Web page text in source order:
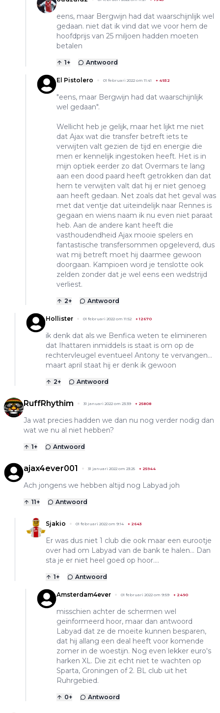
eens, maar Bergwijn had dat waarschijnlijk wel
gedaan. niet dat ik vind dat we voor hem de
hoofdprijs van 25 miljoen hadden moeten
betalen
1+ Antwoord
El Pistolero 01 februari 2022 om 11:41 + 4932
"eens, maar Bergwijn had dat waarschijnlijk
wel gedaan".
Wellicht heb je gelijk, maar het lijkt me niet
dat Ajax wat die transfer betreft iets te
verwijten valt gezien de tijd en energie die
men er kennelijk ingestoken heeft. Het is in
mijn optiek eerder zo dat Overmars te lang
aan een dood paard heeft getrokken dan dat
hem te verwijten valt dat hij er niet genoeg
aan heeft gedaan. Net zoals dat het geval was
met dat ventje dat uiteindelijk naar Rennes is
gegaan en wiens naam ik nu even niet paraat
heb. Aan de andere kant heeft die
vasthoudendheid Ajax mooie spelers en
fantastische transfersommen opgeleverd, dus
wat mij betreft moet hij daarmee gewoon
doorgaan. Kampioen word je tenslotte ook
zelden zonder dat je wel eens een wedstrijd
verliest.
2+ Antwoord
Hollister 01 februari 2022 om 11:52 +12670
ik denk dat als we Benfica weten te elimineren
dat Ihattaren inmiddels is staat is om op de
rechtervleugel eventueel Antony te vervangen...
maart april staat hij er denk ik gewoon
2+ Antwoord
RuffRhythim 31 januari 2022 om 23:39 + 25808
Ja wat precies hadden we dan nu nog verder nodig dan
wat we nu al niet hebben?
1+ Antwoord
ajax4ever001 31 januari 2022 om 23:25 + 25944
Ach jongens we hebben altijd nog Labyad joh
11+ Antwoord
Sjakio 01 februari 2022 om 9:14 + 2643
Er was dus niet 1 club die ook maar een eurootje
over had om Labyad van de bank te halen... Dan
sta je er niet heel goed op hoor....
1+ Antwoord
Amsterdam4ever 01 februari 2022 om 9:59 + 2490
misschien achter de schermen wel
geïnformeerd hoor, maar dan antwoord
Labyad dat ze de moeite kunnen besparen,
dat hij allang een deal heeft voor komende
zomer in de woestijn. Nog even lekker euro's
harken XL. Die zit echt niet te wachten op
Sparta, Groningen of 2. BL club uit het
Ruhrgebied.
0+ Antwoord